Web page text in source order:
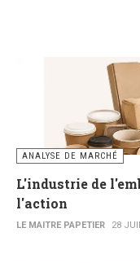
ANALYSE DE MARCHÉ
L'industrie de
l'action
LE MAITRE PAPETIER 28